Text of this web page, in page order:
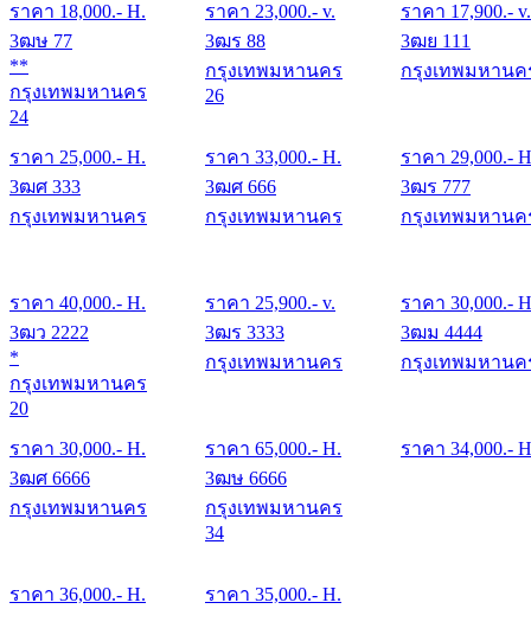
ราคา 18,000.- H. ราคา 23,000.- v. ราคา 17,900.- v.
3ฒษ 77
**
กรุงเทพมหานคร
24
ราคา 25,000.- H.
3ฒร 88
กรุงเทพมหานคร
26
ราคา 33,000.- H.
3ฒย 111
กรุงเทพมหานค
ราคา 29,000.-
3ฒศ 333
กรุงเทพมหานคร
ราคา 40,000.- H.
3ฒศ 666
กรุงเทพมหานคร
ราคา 25,900.- v.
3ฒร 777
กรุงเทพมหานค
ราคา 30,000.-
3ฒว 2222
*
กรุงเทพมหานคร
20
ราคา 30,000.- H.
3ฒร 3333
กรุงเทพมหานคร
ราคา 65,000.- H.
3ฒม 4444
กรุงเทพมหานค
ราคา 34,000.-
3ฒศ 6666
กรุงเทพมหานคร
ราคา 36,000.- H.
3ฒษ 6666
กรุงเทพมหานคร
34
ราคา 35,000.- H.